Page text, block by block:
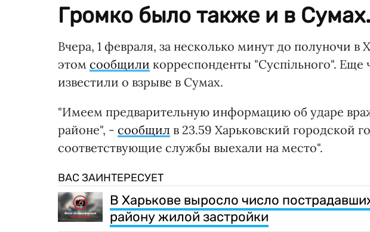
Громко было также и в Сумах.
Вчера, 1 февраля, за несколько минут до полуночи в
этом сообщили корреспонденты "Суспільного". Еще
известили о взрыве в Сумах.
"Имеем предварительную информацию об ударе
районе", - сообщил в 23.59 Харьковский городской
соответствующие службы выехали на место".
ВАС ЗАИНТЕРЕСУЕТ
В Харькове выросло число
району жилой застройки